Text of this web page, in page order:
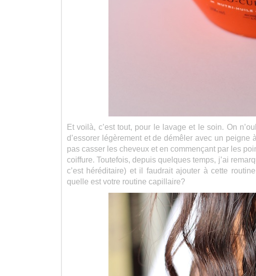
Et voilà, c’est tout, pour le lavage et le soin. On
d’essorer légèrement et de démêler avec un
pas casser les cheveux et en commençant par les
coiffure. Toutefois, depuis quelques temps, j’ai
c’est héréditaire) et il faudrait ajouter à cette
quelle est votre routine capillaire?